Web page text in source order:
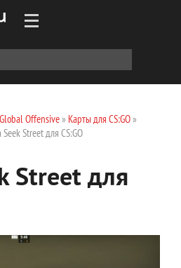
Offensive» Карты для CS:GO»
Street для CS:GO
Street для